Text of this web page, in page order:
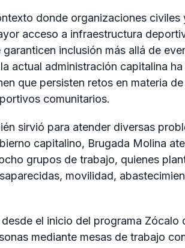
donde organizaciones
acceso a infraestructura
inclusión más allá de
actual administración capitalina
que persisten retos en materia
comunitarios.
sirvió para atender diversas
capitalino, Brugada Molina
grupos de trabajo, quienes
movilidad,
el inicio del programa Zócalo
mediante mesas de trabajo